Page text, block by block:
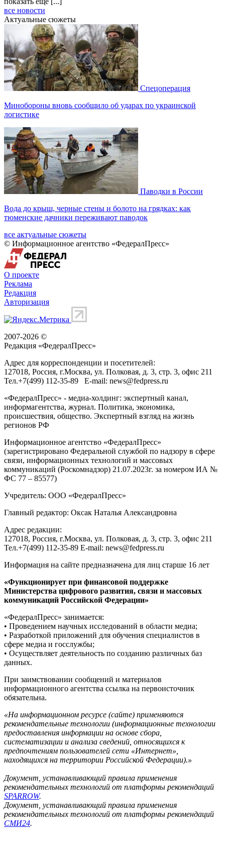
все новости
Актуальные сюжеты
Спецоперация
Минобороны вновь сообщило об ударах по украинской
логистике
Паводки в России
Вода до крыш, черные стены и болото на грядках: как
тюменские дачники переживают паводок
все актуальные сюжеты
© Информационное агентство «ФедералПресс»
О проекте
Реклама
Редакция
Авторизация
2007-2026 ©
Редакция «ФедералПресс»
Адрес для корреспонденции и посетителей:
127018, Россия, г.Москва, ул. Полковая, д. 3, стр. 3, офис 211
Тел.+7(499) 112-35-89 E-mail: news@fedpress.ru
«ФедералПресс» - медиа-холдинг: экспертный канал,
информагентства, журнал. Политика, экономика,
происшествия, общество. Экспертный взгляд на жизнь
регионов РФ
Информационное агентство «ФедералПресс»
(зарегистрировано Федеральной службой по надзору в сфере
связи, информационных технологий и массовых
коммуникаций (Роскомнадзор) 21.07.2023г. за номером ИА №
ФС 77 – 85577)
Учредитель: ООО «ФедералПресс»
Главный редактор: Оксак Наталья Александровна
Адрес редакции:
127018, Россия, г.Москва, ул. Полковая, д. 3, стр. 3, офис 211
Тел.+7(499) 112-35-89 E-mail: news@fedpress.ru
Информация на сайте предназначена для лиц старше 16 лет
«Функционирует при финансовой поддержке
Министерства цифрового развития, связи и массовых
коммуникаций Российской Федерации»
«ФедералПресс» занимается:
• Проведением научных исследований в области медиа;
• Разработкой приложений для обучения специалистов в
сфере медиа и госслужбы;
• Осуществляет деятельность по созданию различных баз
данных.
При заимствовании сообщений и материалов
информационного агентства ссылка на первоисточник
обязательна.
«На информационном ресурсе (сайте) применяются
рекомендательные технологии (информационные технологии
предоставления информации на основе сбора,
систематизации и анализа сведений, относящихся к
предпочтениям пользователей сети «Интернет»,
находящихся на территории Российской Федерации).»
Документ, устанавливающий правила применения
рекомендательных технологий от платформы рекомендаций
SPARROW.
Документ, устанавливающий правила применения
рекомендательных технологий от платформы рекомендаций
СМИ24.